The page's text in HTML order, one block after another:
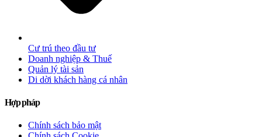
Cư trú theo đầu tư
Doanh nghiệp & Thuế
Quản lý tài sản
Di dời khách hàng cá nhân
Hợp pháp
Chính sách bảo mật